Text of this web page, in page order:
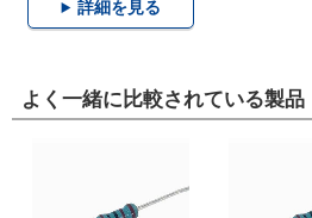
詳細を見る
よく一緒に比較されている製品